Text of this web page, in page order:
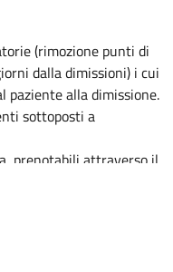
(rimozione punti di
dalla dimissioni) i cui
alla dimissione.
sottoposti a
prenotabili attraverso il